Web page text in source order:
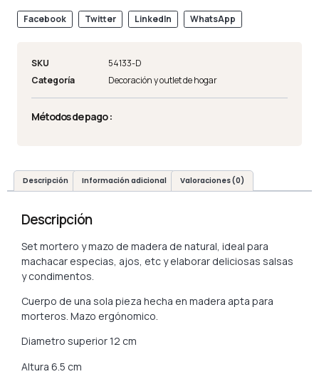
Facebook Twitter LinkedIn WhatsApp
SKU
54133-D
Categoría
Decoración y outlet de hogar
Métodos de pago :
Descripción Información adicional Valoraciones (0)
Descripción
Set mortero y mazo de madera de natural, ideal para
machacar especias, ajos, etc y elaborar deliciosas salsas
y condimentos.
Cuerpo de una sola pieza hecha en madera apta para
morteros. Mazo ergónomico.
Diametro superior 12 cm
Altura 6.5 cm